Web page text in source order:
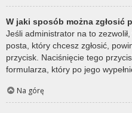
W jaki sposób można zgłosić
Jeśli administrator na to
posta, który chcesz zgłosić,
przycisk. Naciśnięcie tego
formularza, który po jego
Na górę